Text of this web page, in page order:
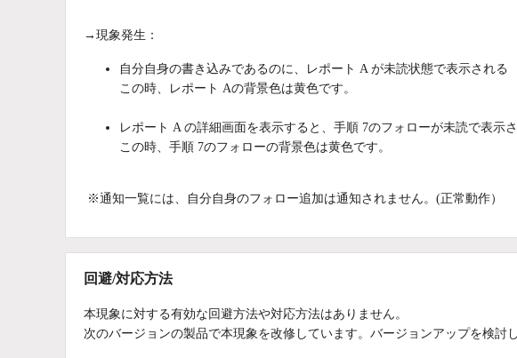
→現象発生：
自分自身の書き込みであるのに、レポート A が未読状態で表示される
この時、レポート Aの背景色は黄色です。
レポート A の詳細画面を表示すると、手順 7のフォローが未読で表示
この時、手順 7のフォローの背景色は黄色です。
※通知一覧には、自分自身のフォロー追加は通知されません。(正常動作）
回避/対応方法
本現象に対する有効な回避方法や対応方法はありません。
次のバージョンの製品で本現象を改修しています。バージョンアップを検討